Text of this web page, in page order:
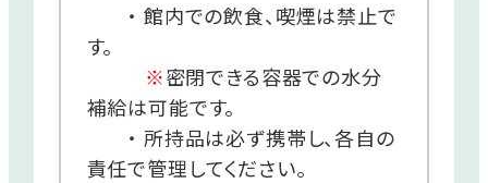
・ 館内での飲食、喫煙は禁止で
す。
※密閉できる容器での水分
補給は可能です。
・ 所持品は必ず携帯し、各自の
責任で管理してください。